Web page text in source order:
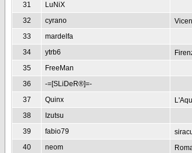
31
LuNiX
32
cyrano
33
mardelfa
34
ytrb6
35
FreeMan
36
-=[SLiDeR®]=-
37
Quinx
38
Izutsu
39
fabio79
40
neom